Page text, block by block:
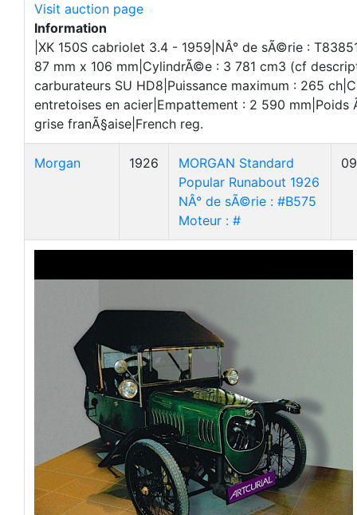
Visit auction page
Information
|XK 150S cabriolet 3.4 - 1959|NÂ° de sÃ©rie :
87 mm x 106 mm|CylindrÃ©e : 3 781 cm3 (cf
carburateurs SU HD8|Puissance maximum : 265
entretoises en acier|Empattement : 2 590
grise franÃ§aise|French reg.
Morgan 1926
MORGAN Standard
Popular Runabout 1926
NÂ° de sÃ©rie : #B575
Moteur : #